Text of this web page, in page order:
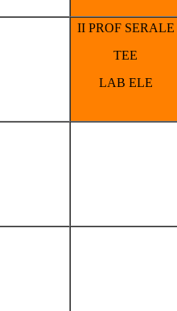
II PROF SERALE
TEE
LAB ELE